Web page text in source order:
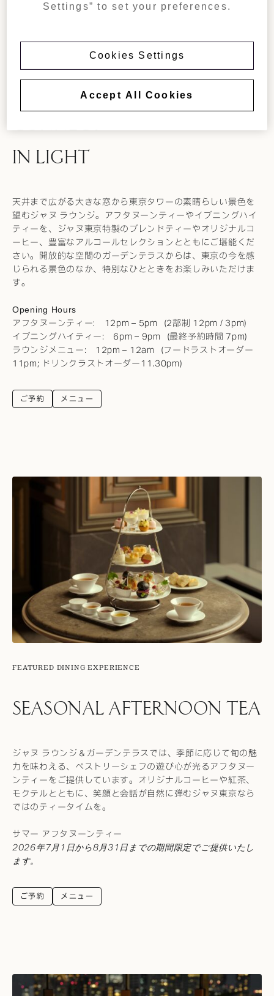
IN LIGHT
天井まで広がる大きな窓から東京タワーの素晴らしい景色を
望むジャヌ ラウンジ。アフタヌーンティーやイブニングハイ
ティーを、ジャヌ東京特製のブレンドティーやオリジナルコ
ーヒー、豊富なアルコールセレクションとともにご堪能くだ
さい。開放的な空間のガーデンテラスからは、東京の今を感
じられる景色のなか、特別なひとときをお楽しみいただけま
す。
Opening Hours
アフタヌーンティー: 12pm – 5pm（2部制 12pm / 3pm）
イブニングハイティー: 6pm – 9pm（最終予約時間 7pm）
ラウンジメニュー: 12pm – 12am（フードラストオーダー
11pm; ドリンクラストオーダー11.30pm）
ご予約 メニュー
FEATURED DINING EXPERIENCE
SEASONAL AFTERNOON TEA
ジャヌ ラウンジ＆ガーデンテラスでは、季節に応じて旬の魅
力を味わえる、ペストリーシェフの遊び心が光るアフタヌー
ンティーをご提供しています。オリジナルコーヒーや紅茶、
モクテルとともに、笑顔と会話が自然に弾むジャヌ東京なら
ではのティータイムを。
サマー アフタヌーンティー
2026年7月1日から8月31日までの期間限定でご提供いたし
ます。
ご予約 メニュー
Settings” to set your preferences.
Cookies Settings
Accept All Cookies